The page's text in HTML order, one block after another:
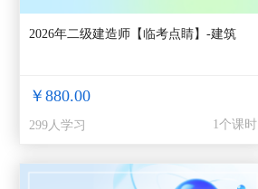
2026年二级建造师【临考点睛】-建筑
￥880.00
299人学习 1个课时